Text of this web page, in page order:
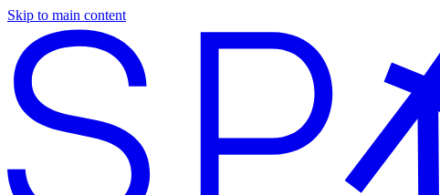
Skip to main content